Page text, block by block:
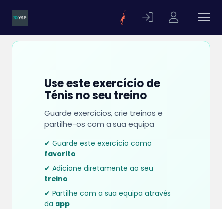
Use este exercício de
Ténis no seu treino
Guarde exercícios, crie treinos e
partilhe-os com a sua equipa
✔ Guarde este exercício como
favorito
✔ Adicione diretamente ao seu
treino
✔ Partilhe com a sua equipa através
da app